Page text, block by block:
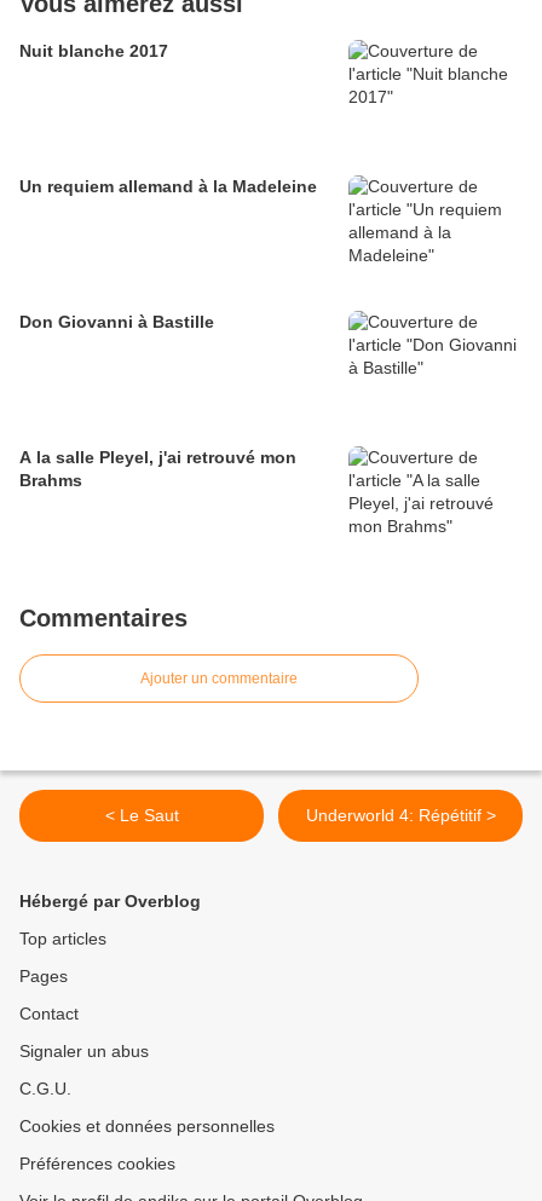
Nuit blanche 2017
Un requiem allemand à la Madeleine
Don Giovanni à Bastille
A la salle Pleyel, j'ai retrouvé mon
Brahms
Commentaires
Ajouter un commentaire
< Le Saut Underworld 4: Répétitif >
Hébergé par Overblog
Top articles
Pages
Contact
Signaler un abus
C.G.U.
Cookies et données personnelles
Préférences cookies